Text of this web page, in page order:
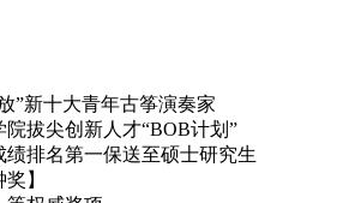
”新十大青年古筝演奏家
拔尖创新人才“BOB计划”
排名第一保送至硕士研究生
】